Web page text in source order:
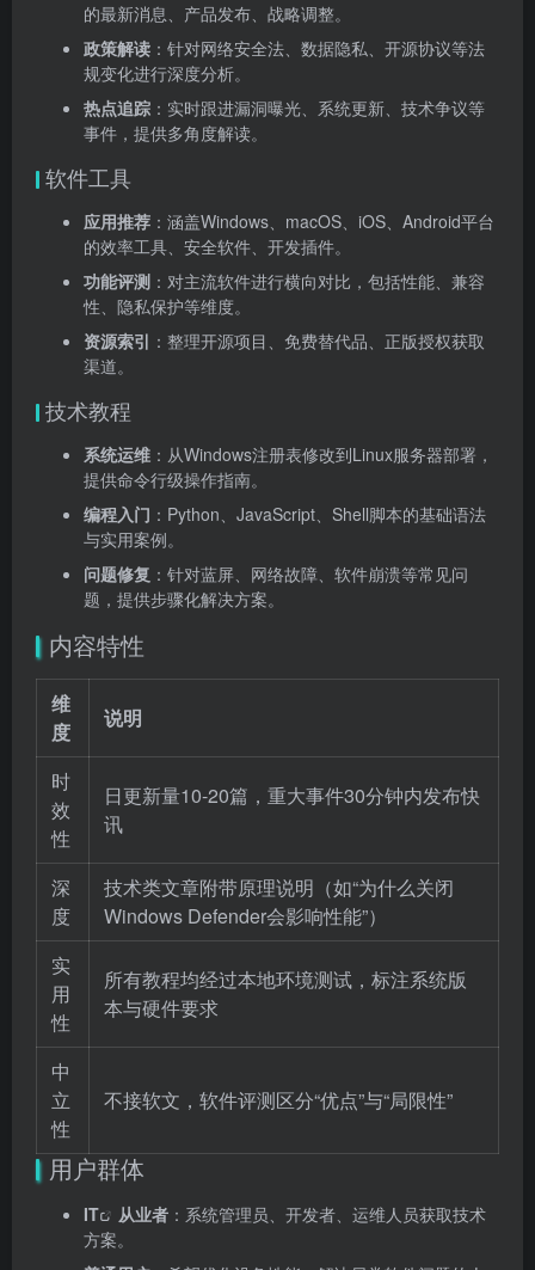
的最新消息、产品发布、战略调整。
政策解读 ：针对网络安全法、数据隐私、开源协议等法
规变化进行深度分析。
热点追踪 ：实时跟进漏洞曝光、系统更新、技术争议等
事件，提供多角度解读。
软件工具
应用推荐 ：涵盖Windows、macOS、iOS、Android平台
的效率工具、安全软件、开发插件。
功能评测 ：对主流软件进行横向对比，包括性能、兼容
性、隐私保护等维度。
资源索引 ：整理开源项目、免费替代品、正版授权获取
渠道。
技术教程
系统运维 ：从Windows注册表修改到Linux服务器部署，
提供命令行级操作指南。
编程入门 ：Python、JavaScript、Shell脚本的基础语法
与实用案例。
问题修复 ：针对蓝屏、网络故障、软件崩溃等常见问
题，提供步骤化解决方案。
内容特性
维
度
说明
时
效
性
日更新量10-20篇，重大事件30分钟内发布快
讯
深
度
技术类文章附带原理说明（如“为什么关闭
Windows Defender会影响性能”）
实
用
性
所有教程均经过本地环境测试，标注系统版
本与硬件要求
中
立
性
不接软文，软件评测区分“优点”与“局限性”
用户群体
IT 从业者 ：系统管理员、开发者、运维人员获取技术
方案。